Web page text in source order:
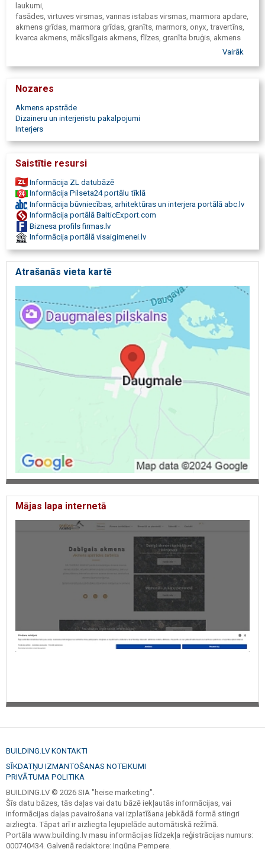
laukumi,
fasādes, virtuves virsmas, vannas istabas virsmas, marmora apdare,
akmens grīdas, marmora grīdas, granīts, marmors, onyx, travertīns,
kvarca akmens, mākslīgais akmens, flīzes, granīta bruģis, akmens
skulptūras, akmens kopšana, akmens palodzes, marmora
granīta palodzes, akmens mēbeles, akmens plaukti, marmora
akmens galdi, granīta galdi, akmens trepes, mozaīkas montāža,
marmora ornamenti, mozaīkas montāža, marmora piegāde, granīta
piegāde,
kapu pieminekļi, kapu apmales, kapu sētiņas, laukakmens
gravējums, kapu labiekārtošana, gravēšana, portretu gravēšana,
zviedru melnais granīts, zviedru granīta pieminekļi, auroras
pieminekļi,
kapu restaurācija, brāļu kapu restaurācija, akmens plāksnes,
plāksnītes, memoriāli, individuālie pieminekļi, ekskluzīvie pieminekļi,
kapu kopšana.
Vairāk
Nozares
Akmens apstrāde
Dizaineru un interjeristu pakalpojumi
Interjers
Saistītie resursi
Informācija ZL datubāzē
Informācija Pilseta24 portālu tīklā
Informācija būvniecības, arhitektūras un interjera portālā abc.lv
Informācija portālā BalticExport.com
Biznesa profils firmas.lv
Informācija portālā visaigimenei.lv
Atrašanās vieta kartē
Mājas lapa internetā
BUILDING.LV KONTAKTI
SĪKDATŅU IZMANTOŠANAS NOTEIKUMI
PRIVĀTUMA POLITIKA
BUILDING.LV © 2026 SIA "heise marketing".
Šīs datu bāzes, tās daļas vai datu bāzē iekļautās informācijas, vai
informācijas daļas pavairošana vai izplatīšana jebkādā formā stingri
aizliegta. Tāpat arī ir aizliegta lejupielāde automātiskā režīmā.
Portāla www.building.lv masu informācijas līdzekļa reģistrācijas numurs:
000740434. Galvenā redaktore: Ingūna Pempere.